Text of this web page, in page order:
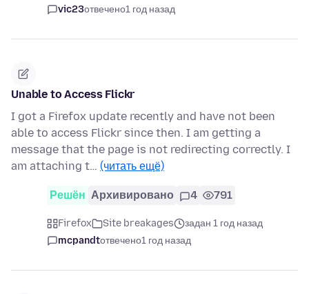
vic23отвечено1 год назад
Unable to Access Flickr
I got a Firefox update recently and have not been
able to access Flickr since then. I am getting a
message that the page is not redirecting correctly. I
am attaching t… (читать ещё)
Решён Архивировано 4 791
Firefox Site breakages
задан 1 год назад
mcpandtотвечено1 год назад